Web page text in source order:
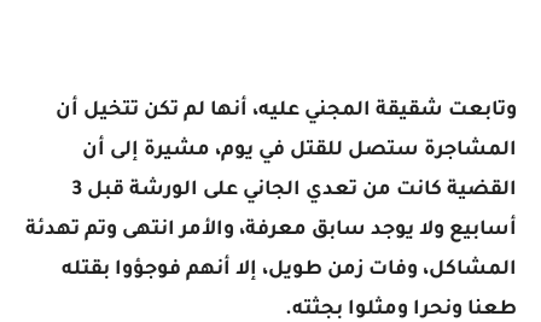
وتابعت شقيقة المجني عليه، أنها لم تكن تتخيل أن
المشاجرة ستصل للقتل في يوم، مشيرة إلى أن
القضية كانت من تعدي الجاني على الورشة قبل 3
أسابيع ولا يوجد سابق معرفة، والأمر انتهى وتم تهدئة
المشاكل، وفات زمن طويل، إلا أنهم فوجؤوا بقتله
طعنا ونحرا ومثلوا بجثته.